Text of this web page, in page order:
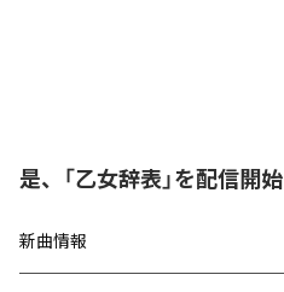
是、「乙女辞表」を配信開始
新曲情報